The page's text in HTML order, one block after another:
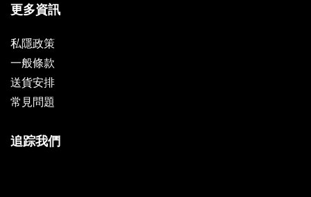
更多資訊
私隱政策
一般條款
送貨安排
常見問題
追踪我們